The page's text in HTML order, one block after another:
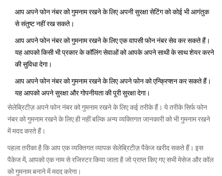
आप अपने फोन नंबर को गुमनाम रखने के लिए अपनी सुरक्षा सेटिंग को कोई भी आगंतुक
से संतुष्ट नहीं रख सकते।
आप अपने फोन नंबर को गुमनाम रखने के लिए एक वापसी फोन नंबर सेव कर सकते हैं।
यह आपको किसी भी प्रकार के कॉलिंग सेवाओं को आपके अपने साथी के साथ शेयर करने
की सुविधा देगा।
आप अपने फोन नंबर को गुमनाम रखने के लिए अपने फोन को एन्क्रिप्शन कर सकते हैं।
यह आपको अपने सुरक्षा और गोपनीयता की पूरी सुरक्षा देगा।
सेलेब्रिटीज़ अपने फोन नंबर को गुमनाम रखने के लिए कई तरीके हैं। ये तरीके सिर्फ फोन
नंबर को गुमनाम रखने के लिए ही नहीं बल्कि अन्य व्यक्तिगत जानकारी को भी गुमनाम रखने
में मदद करते हैं।
पहला तरीका है कि आप एक व्यक्तिगत व्यापक सेलेब्रिटीज़ पैकेज खरीद सकते हैं। इस
पैकेज में, आपको एक नाम से रजिस्टर किया जाता है जो प्राप्त किए गए सभी मेसेज और कॉल
को गुमनाम बनाने में मदद करेगा।